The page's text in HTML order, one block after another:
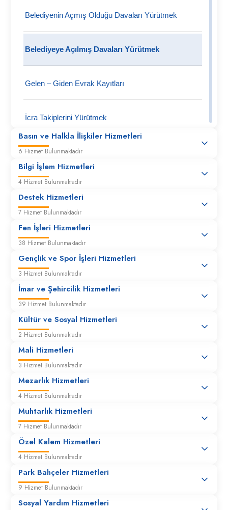
Belediyenin Açmış Olduğu Davaları Yürütmek
Belediyeye Açılmış Davaları Yürütmek
Gelen – Giden Evrak Kayıtları
İcra Takiplerini Yürütmek
İlama Bağlı Vekalet Ücreti Ödemeleri
Basın ve Halkla İlişkiler Hizmetleri
6 Hizmet Bulunmaktadır
Bilgi İşlem Hizmetleri
4 Hizmet Bulunmaktadır
Destek Hizmetleri
7 Hizmet Bulunmaktadır
Fen İşleri Hizmetleri
38 Hizmet Bulunmaktadır
Gençlik ve Spor İşleri Hizmetleri
3 Hizmet Bulunmaktadır
İmar ve Şehircilik Hizmetleri
39 Hizmet Bulunmaktadır
Kültür ve Sosyal Hizmetleri
2 Hizmet Bulunmaktadır
Mali Hizmetleri
3 Hizmet Bulunmaktadır
Mezarlık Hizmetleri
4 Hizmet Bulunmaktadır
Muhtarlık Hizmetleri
7 Hizmet Bulunmaktadır
Özel Kalem Hizmetleri
4 Hizmet Bulunmaktadır
Park Bahçeler Hizmetleri
9 Hizmet Bulunmaktadır
Sosyal Yardım Hizmetleri